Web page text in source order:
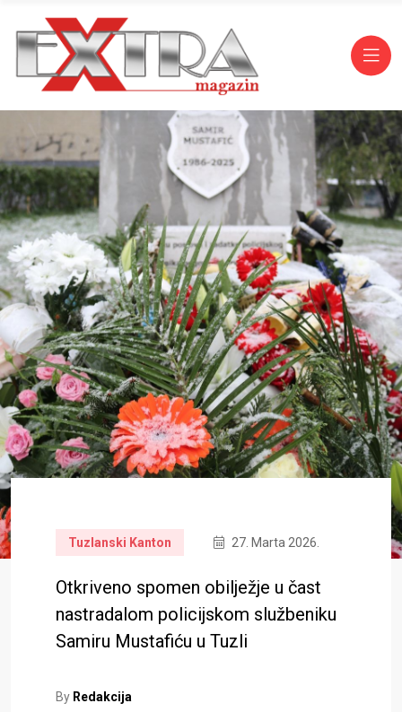
Tuzlanski Kanton 27. Marta 2026.
Otkriveno spomen obilježje u čast
nastradalom policijskom službeniku
Samiru Mustafiću u Tuzli
By Redakcija